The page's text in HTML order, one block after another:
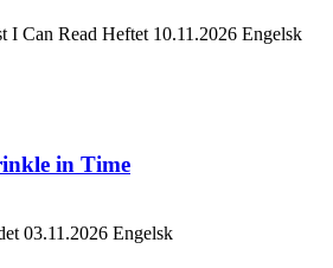
I Can Read Heftet 10.11.2026 Engelsk
in Time
03.11.2026 Engelsk